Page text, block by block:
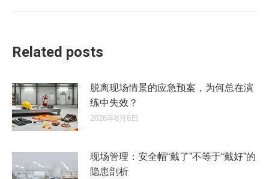
Related posts
脱离现场情景的应急预案，为何总在演
练中失效？
2026年8月6日
现场管理：安全帽“戴了”不等于“戴好”的
隐患剖析